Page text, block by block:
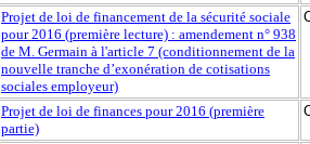
Projet de loi de financement de la sécurité sociale
pour 2016 (première lecture) : amendement n° 938
de M. Germain à l'article 7 (conditionnement de la
nouvelle tranche d’exonération de cotisations
sociales employeur)
Projet de loi de finances pour 2016 (première
partie)